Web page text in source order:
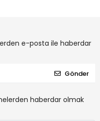
e-posta ile haberdar
Gönder
haberdar olmak